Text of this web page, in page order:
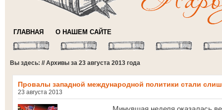
ГЛАВНАЯ О НАШЕМ САЙТЕ
Вы здесь: // Архивы за 23 августа 2013 года
Провалы западной международной политики стали
23 августа 2013